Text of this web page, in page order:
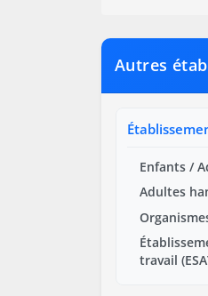
Autres
Enfants /
Adultes
travail